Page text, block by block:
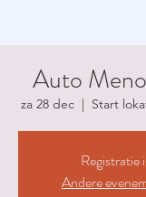
Auto
za 28 dec
  |
Start
Registratie
Andere